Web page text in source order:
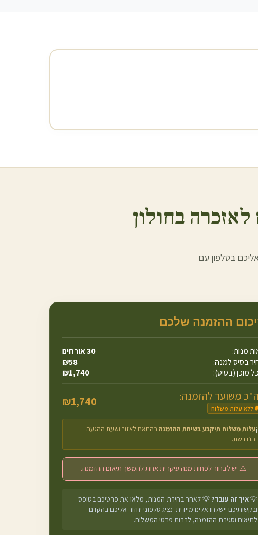
בחולון
בטלפון עם
ההזמנה שלכם
מנות: 30אורחים
בסיס למנה:
₪58
מוכן (בסיס):
₪1,740
משוער להזמנה:
ללא עלות משלוח ₪1,740
ℹ️עלות משלוח תיקבע בשיחת ההזמנה בהתאם לאזור ושעת ההגעה
הנדרשת.
⚠️ יש לבחור לפחות מנה עיקרית אחת להמשך תיאום ההזמנה.
💡איך זה עובד? 💡 לאחר בחירת המנות, מלאו את פרטיכם בטופס
ובקשותיכם יישלחו אלינו מיידית. נציג טלפוני יחזור אליכם בהקדם
לתיאום וסגירת ההזמנה, לרבות פרטי המשלוח.